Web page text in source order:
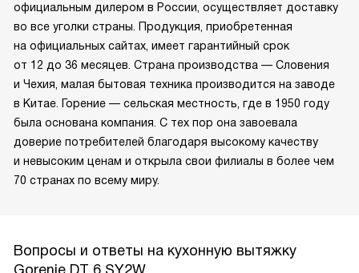
официальным дилером в России, осуществляет доставку
во все уголки страны. Продукция, приобретенная
на официальных сайтах, имеет гарантийный срок
от 12 до 36 месяцев. Страна производства — Словения
и Чехия, малая бытовая техника производится на заводе
в Китае. Горение — сельская местность, где в 1950 году
была основана компания. С тех пор она завоевала
доверие потребителей благодаря высокому качеству
и невысоким ценам и открыла свои филиалы в более чем
70 странах по всему миру.
Вопросы и ответы на кухонную вытяжку